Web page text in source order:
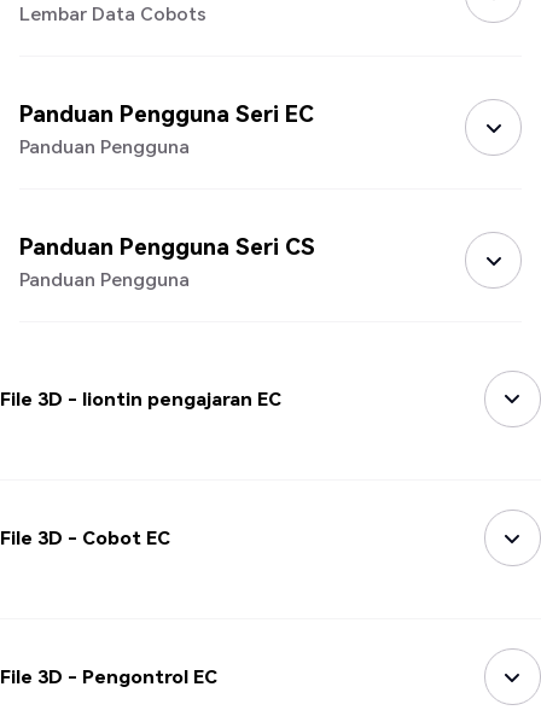
Lembar Data Cobots
Panduan Pengguna Seri EC
Panduan Pengguna
Panduan Pengguna Seri CS
Panduan Pengguna
File 3D - liontin pengajaran EC
File 3D - Cobot EC
File 3D - Pengontrol EC